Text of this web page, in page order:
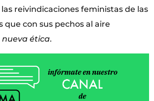
reivindicaciones feministas de las
que con sus pechos al aire
nueva ética.